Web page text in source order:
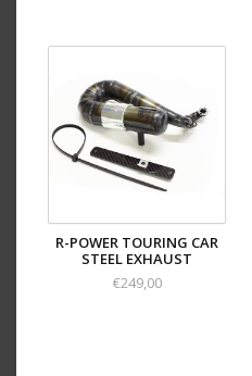
R-POWER TOURING CAR
STEEL EXHAUST
€249,00